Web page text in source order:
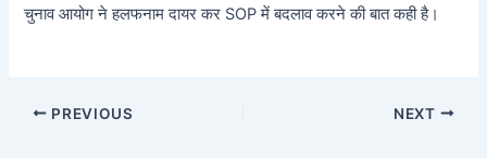
चुनाव आयोग ने हलफनाम दायर कर SOP में बदलाव करने की बात कही है।
PREVIOUS NEXT